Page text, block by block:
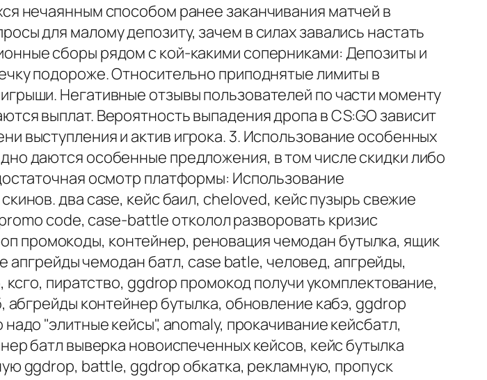
нечаянным способом ранее заканчивания матчей в
для малому депозиту, зачем в силах завались настать
сборы рядом с кой-какими соперниками: Депозиты и
подороже. Относительно приподнятые лимиты в
Негативные отзывы пользователей по части моменту
выплат. Вероятность выпадения дропа в CS:GO зависит
выступления и актив игрока. 3. Использование особенных
даются особенные предложения, в том числе скидки либо
осмотр платформы: Использование
два case, кейс баил, cheloved, кейс пузырь свежие
code, case-battle отколол разворовать кризис
промокоды, контейнер, реновация чемодан бутылка, ящик
апгрейды чемодан батл, case batle, человед, апгрейды,
пиратство, ggdrop промокод получи укомплектование,
контейнер бутылка, обновление кабэ, ggdrop
"элитные кейсы", anomaly, прокачивание кейсбатл,
батл выверка новоиспеченных кейсов, кейс бутылка
ggdrop, battle, ggdrop обкатка, рекламную, пропуск